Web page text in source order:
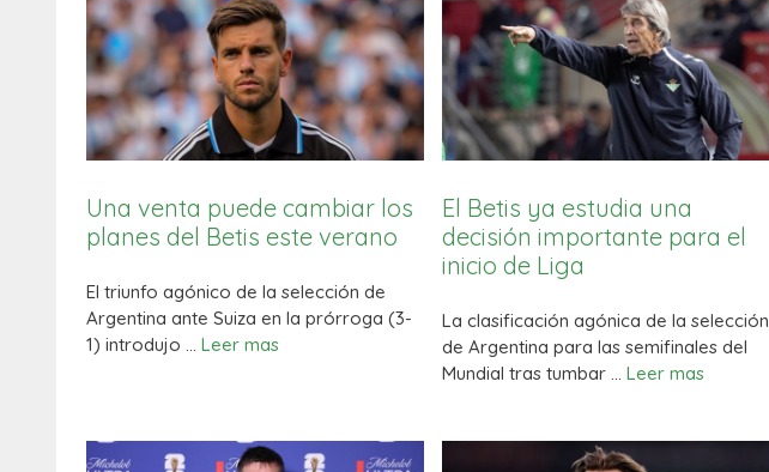
Una venta puede cambiar los
planes del Betis este verano
El triunfo agónico de la selección de
Argentina ante Suiza en la prórroga (3-
1) introdujo … Leer mas
El Betis ya estudia una
decisión importante para el
inicio de Liga
La clasificación agónica de la selección
de Argentina para las semifinales del
Mundial tras tumbar … Leer mas